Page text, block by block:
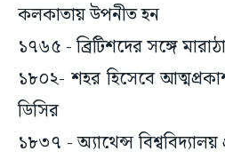
কলকাতায় উপনীত হন
১৭৬৫ - ব্রিটিশদের সঙ্গে
১৮০২- শহর হিসেবে
ডিসির
১৮৩৭ - অ্যাথেন্স বিশ্ববিদ্যালয়